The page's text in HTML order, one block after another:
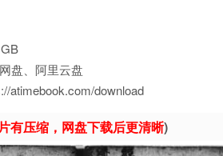
盘、阿里云盘
atimebook.com/download
有压缩，网盘下载后更清晰)